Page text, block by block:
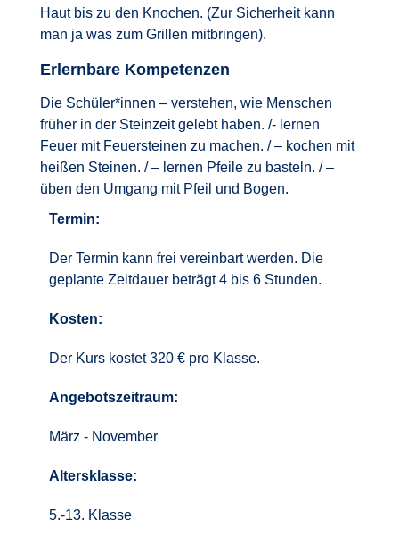
Haut bis zu den Knochen. (Zur Sicherheit kann
man ja was zum Grillen mitbringen).
Erlernbare Kompetenzen
Die Schüler*innen – verstehen, wie Menschen
früher in der Steinzeit gelebt haben. /- lernen
Feuer mit Feuersteinen zu machen. / – kochen mit
heißen Steinen. / – lernen Pfeile zu basteln. / –
üben den Umgang mit Pfeil und Bogen.
Termin:
Der Termin kann frei vereinbart werden. Die
geplante Zeitdauer beträgt 4 bis 6 Stunden.
Kosten:
Der Kurs kostet 320 € pro Klasse.
Angebotszeitraum:
März - November
Altersklasse:
5.-13. Klasse